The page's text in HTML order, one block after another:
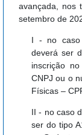
avançada, nos
setembro de
I - no caso
deverá ser
inscrição
CNPJ ou o
Físicas –
II - no caso
ser do tipo